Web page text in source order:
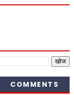
COMMENTS